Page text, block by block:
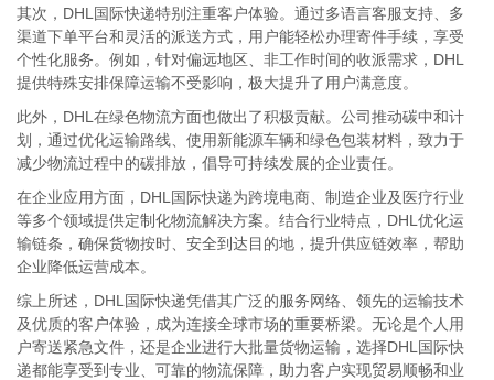
其次，DHL国际快递特别注重客户体验。通过多语言客服支持、多
渠道下单平台和灵活的派送方式，用户能轻松办理寄件手续，享受
个性化服务。例如，针对偏远地区、非工作时间的收派需求，DHL
提供特殊安排保障运输不受影响，极大提升了用户满意度。
此外，DHL在绿色物流方面也做出了积极贡献。公司推动碳中和计
划，通过优化运输路线、使用新能源车辆和绿色包装材料，致力于
减少物流过程中的碳排放，倡导可持续发展的企业责任。
在企业应用方面，DHL国际快递为跨境电商、制造企业及医疗行业
等多个领域提供定制化物流解决方案。结合行业特点，DHL优化运
输链条，确保货物按时、安全到达目的地，提升供应链效率，帮助
企业降低运营成本。
综上所述，DHL国际快递凭借其广泛的服务网络、领先的运输技术
及优质的客户体验，成为连接全球市场的重要桥梁。无论是个人用
户寄送紧急文件，还是企业进行大批量货物运输，选择DHL国际快
递都能享受到专业、可靠的物流保障，助力客户实现贸易顺畅和业